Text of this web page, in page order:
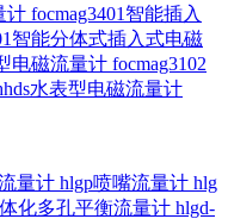
计 focmag3401智能插入
智能分体式插入式电磁
电磁流量计 focmag3102
水表型电磁流量计
量计 hlgp喷嘴流量计 hlg
化多孔平衡流量计 hlgd-